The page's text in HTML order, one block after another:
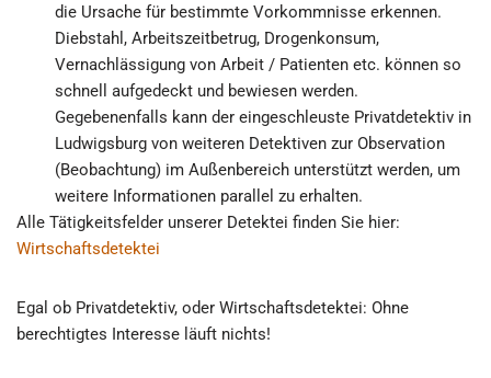
die Ursache für bestimmte Vorkommnisse erkennen.
Diebstahl, Arbeitszeitbetrug, Drogenkonsum,
Vernachlässigung von Arbeit / Patienten etc. können so
schnell aufgedeckt und bewiesen werden.
Gegebenenfalls kann der eingeschleuste Privatdetektiv in
Ludwigsburg von weiteren Detektiven zur Observation
(Beobachtung) im Außenbereich unterstützt werden, um
weitere Informationen parallel zu erhalten.
Alle Tätigkeitsfelder unserer Detektei finden Sie hier:
Wirtschaftsdetektei
Egal ob Privatdetektiv, oder Wirtschaftsdetektei: Ohne
berechtigtes Interesse läuft nichts!